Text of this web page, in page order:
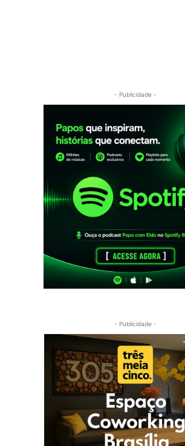
- Publicidade -
- Publicidade -